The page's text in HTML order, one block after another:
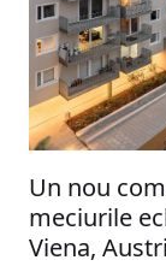
Un nou
meciurile
Viena,